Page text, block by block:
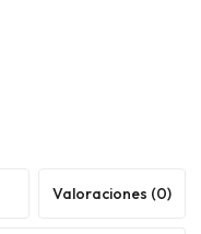
Valoraciones (0)